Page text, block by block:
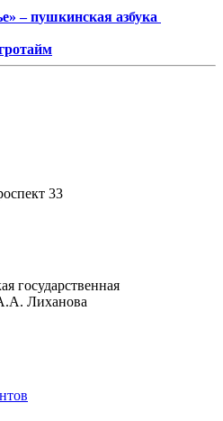
–пушкинская азбука
33
государственная
Лиханова